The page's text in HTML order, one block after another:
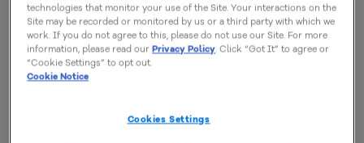
Independientemente de la nomenclatura utilizada,
ERP es unsistema de gestiónquetiene la función de
integrar datos de varias áreas de la empresa
significa que la información del sector financiero,
technologies that monitor your use of the Site. Your interactions on the
Site may be recorded or monitored by us or a third party with which we
work. If you do not agree to this, please do not use our Site. For more
information, please read ourPrivacy Policy. Click “Got It” to agree or
“Cookie Settings” to opt out.
Cookie Notice
Cookies Settings